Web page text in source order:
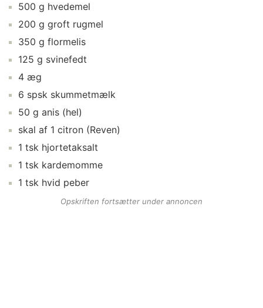
500 g hvedemel
200 g groft rugmel
350 g flormelis
125 g svinefedt
4 æg
6 spsk skummetmælk
50 g anis (hel)
skal af 1 citron (Reven)
1 tsk hjortetaksalt
1 tsk kardemomme
1 tsk hvid peber
Opskriften fortsætter under annoncen